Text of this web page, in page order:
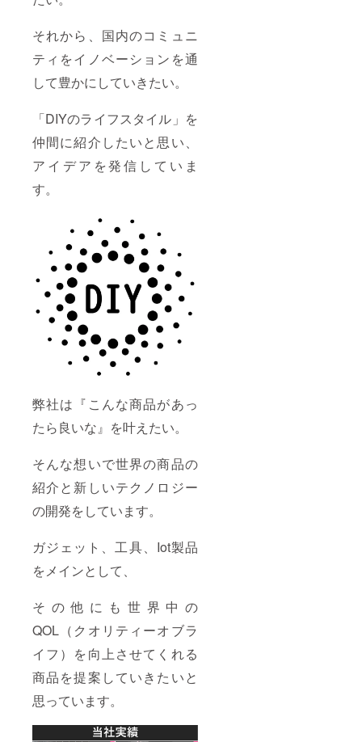
それから、国内のコミュニ
ティをイノベーションを通
して豊かにしていきたい。
「DIYのライフスタイル」を
仲間に紹介したいと思い、
アイデアを発信していま
す。
弊社は『こんな商品があっ
たら良いな』を叶えたい。
そんな想いで世界の商品の
紹介と新しいテクノロジー
の開発をしています。
ガジェット、工具、Iot製品
をメインとして、
その他にも世界中の
QOL（クオリティーオブラ
イフ）を向上させてくれる
商品を提案していきたいと
思っています。